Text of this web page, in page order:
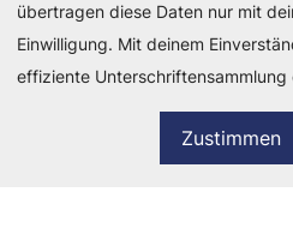
Du möchtest mehr
übertragen diese Daten nur mit
Einwilligung. Mit deinem
effiziente Unterschriftensammlung
Zustimmen